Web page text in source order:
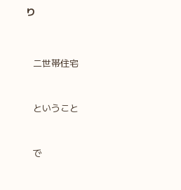
り
二世帯住宅
ということ
で